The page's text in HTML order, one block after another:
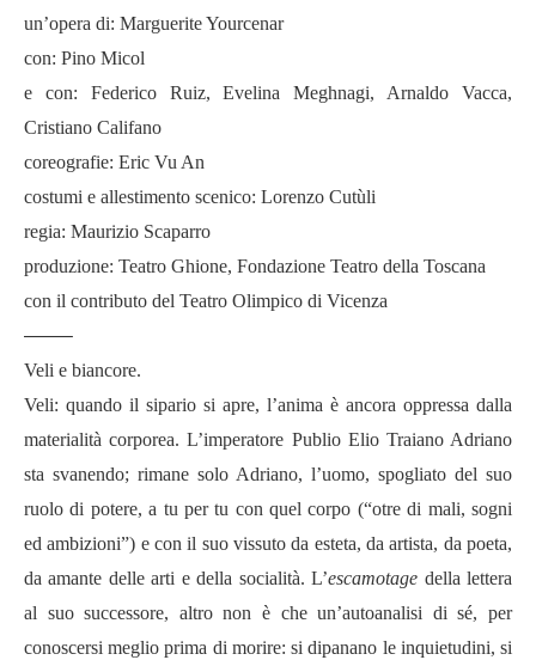
un’opera di: Marguerite Yourcenar
con: Pino Micol
e con: Federico Ruiz, Evelina Meghnagi, Arnaldo Vacca,
Cristiano Califano
coreografie: Eric Vu An
costumi e allestimento scenico: Lorenzo Cutùli
regia: Maurizio Scaparro
produzione: Teatro Ghione, Fondazione Teatro della Toscana
con il contributo del Teatro Olimpico di Vicenza
——–
Veli e biancore.
Veli: quando il sipario si apre, l’anima è ancora oppressa dalla
materialità corporea. L’imperatore Publio Elio Traiano Adriano
sta svanendo; rimane solo Adriano, l’uomo, spogliato del suo
ruolo di potere, a tu per tu con quel corpo (“otre di mali, sogni
ed ambizioni”) e con il suo vissuto da esteta, da artista, da poeta,
da amante delle arti e della socialità. L’escamotage della lettera
al suo successore, altro non è che un’autoanalisi di sé, per
conoscersi meglio prima di morire: si dipanano le inquietudini, si